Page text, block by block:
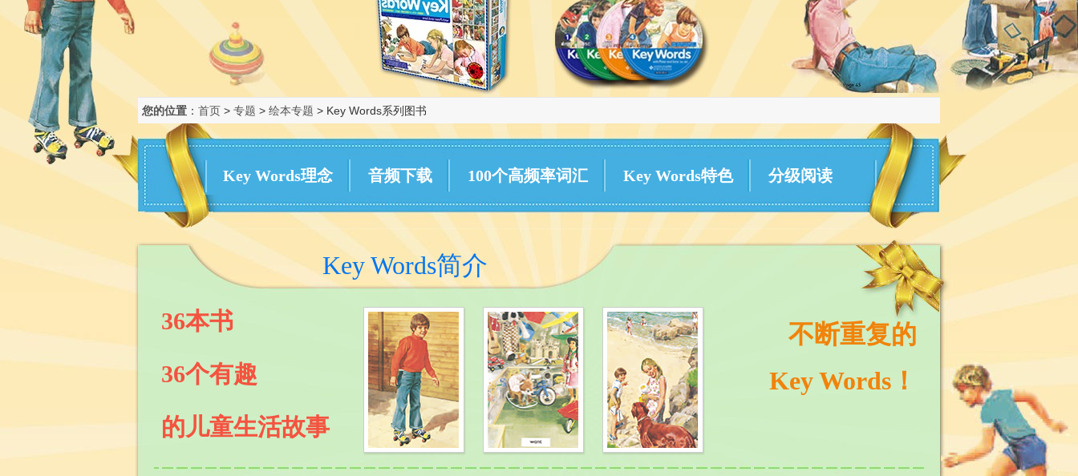
您的位置 ： 首页 > 专题 > 绘本专题 > Key Words系列图书
Key Words理念 音频下载 100个高频率词汇 Key Words特色 分级阅读
Key Words简介
36本书
36个有趣
的儿童生活故事
不断重复的
Key Words！